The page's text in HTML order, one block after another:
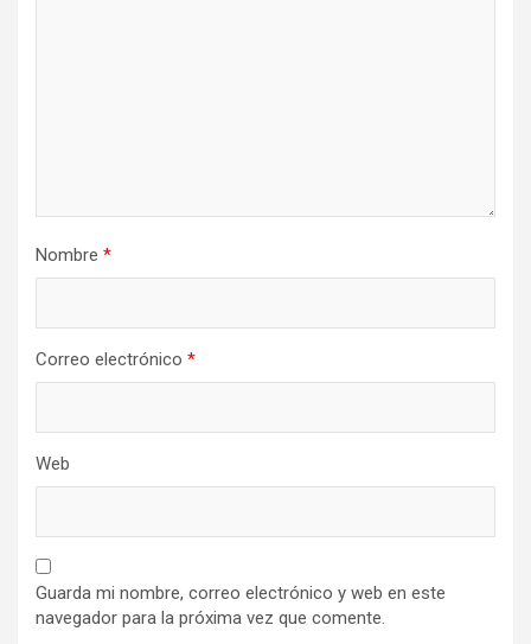
Nombre *
Correo electrónico *
Web
Guarda mi nombre, correo electrónico y web en este
navegador para la próxima vez que comente.